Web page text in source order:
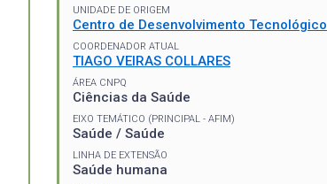
UNIDADE DE ORIGEM
Centro de Desenvolvimento Tecnológico
COORDENADOR ATUAL
TIAGO VEIRAS COLLARES
ÁREA CNPQ
Ciências da Saúde
EIXO TEMÁTICO (PRINCIPAL - AFIM)
Saúde / Saúde
LINHA DE EXTENSÃO
Saúde humana